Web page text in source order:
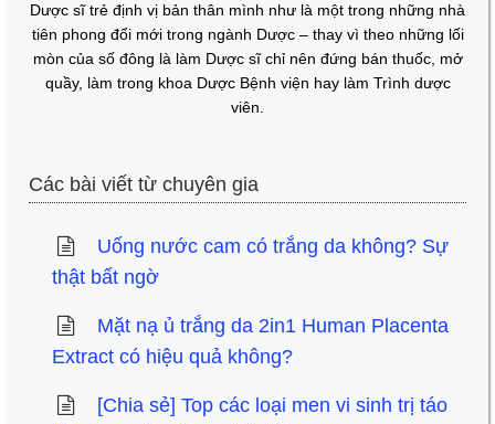
Dược sĩ trẻ định vị bản thân mình như là một trong những nhà
tiên phong đổi mới trong ngành Dược – thay vì theo những lối
mòn của số đông là làm Dược sĩ chỉ nên đứng bán thuốc, mở
quầy, làm trong khoa Dược Bệnh viện hay làm Trình dược
viên.
Các bài viết từ chuyên gia
Uống nước cam có trắng da không? Sự
thật bất ngờ
Mặt nạ ủ trắng da 2in1 Human Placenta
Extract​ có hiệu quả không?
[Chia sẻ] Top các loại men vi sinh trị táo